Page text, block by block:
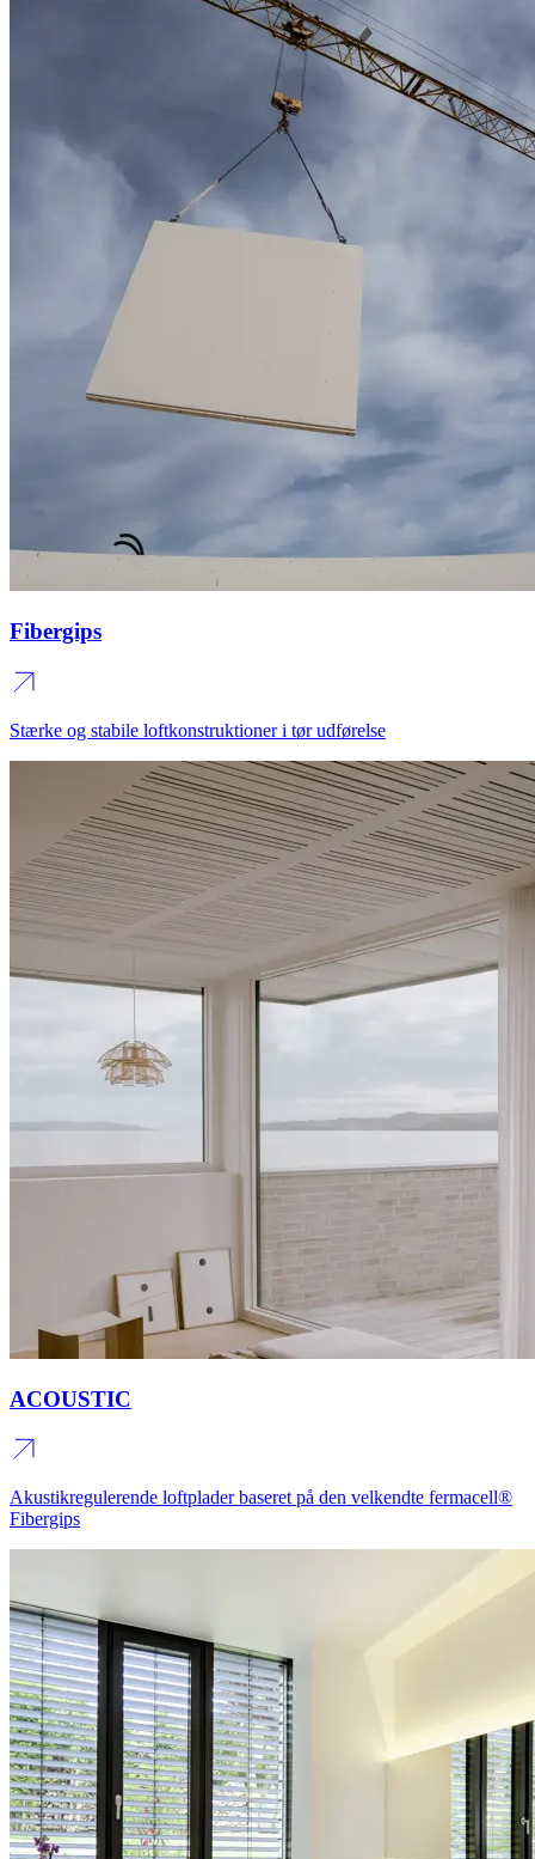
Fibergips
Stærke og stabile loftkonstruktioner i tør udførelse
ACOUSTIC
Akustikregulerende loftplader baseret på den velkendte fermacell®
Fibergips